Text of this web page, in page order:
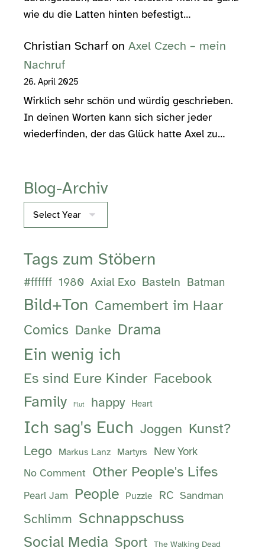
wie du die Latten hinten befestigt…
Christian Scharf on Axel Czech – mein
Nachruf
26. April 2025
Wirklich sehr schön und würdig geschrieben.
In deinen Worten kann sich sicher jeder
wiederfinden, der das Glück hatte Axel zu…
Blog-Archiv
Archives
Tags zum Stöbern
#ffffff 1980 Axial Exo Basteln Batman
Bild+Ton Camembert im Haar
Comics Danke Drama
Ein wenig ich
Es sind Eure Kinder Facebook
Family Flut happy Heart
Ich sag's Euch Joggen Kunst?
Lego Markus Lanz Martyrs New York
No Comment Other People's Lifes
Pearl Jam People Puzzle RC Sandman
Schlimm Schnappschuss
Social Media Sport The Walking Dead